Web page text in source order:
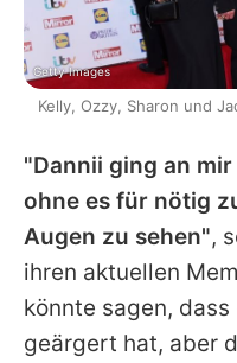
"Dannii ging an
ohne es für nötig
Augen zu sehen",
ihren aktuellen
könnte sagen,
geärgert hat, aber
Getty Images
Kelly, Ozzy, Sharon und